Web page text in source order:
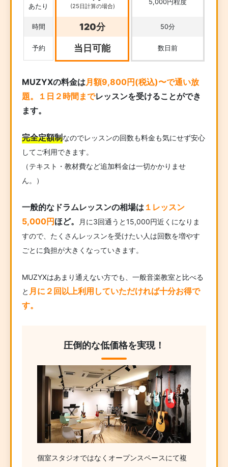
あたり
(25日計算の場合)
5,000円程度
時間 120分 50分
予約 当日可能 数日前
MUZYXの料金は 月額9,800円(税込)〜で通い放
題。１日２時間までレッスンを受けることができ
ます。
完全定額制なのでレッスンの回数も料金も気にせず安心
してご利用できます。
（テキスト・教材費など追加料金は一切かかりませ
ん。）
一般的なドラムレッスンの相場は １レッスン
5,000円ほど。
月に3回通うと15,000円近くになりま
すので、たくさんレッスンを受けたい人は回数を増やす
ごとに負担が大きくなっていきます。
MUZYXはあまり通えない方でも、一般音楽教室と比べる
と 月に２回以上利用していただければ十分お得で
す。
圧倒的な低価格を実現！
個室スタジオではなくオープンスペースにて複